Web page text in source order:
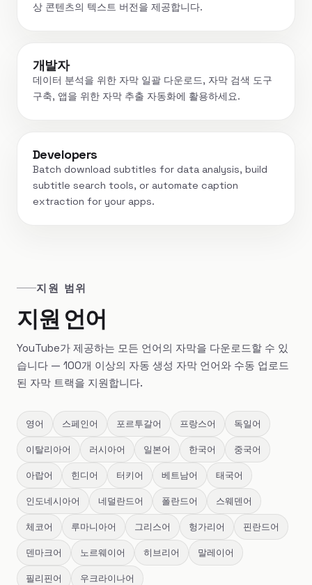
상 콘텐츠의 텍스트 버전을 제공합니다.
개발자
데이터 분석을 위한 자막 일괄 다운로드, 자막 검색 도구
구축, 앱을 위한 자막 추출 자동화에 활용하세요.
Developers
Batch download subtitles for data analysis, build
subtitle search tools, or automate caption
extraction for your apps.
지원 범위
지원 언어
YouTube가 제공하는 모든 언어의 자막을 다운로드할 수 있
습니다 — 100개 이상의 자동 생성 자막 언어와 수동 업로드
된 자막 트랙을 지원합니다.
영어 스페인어 포르투갈어 프랑스어 독일어
이탈리아어 러시아어 일본어 한국어 중국어
아랍어 힌디어 터키어 베트남어 태국어
인도네시아어 네덜란드어 폴란드어 스웨덴어
체코어 루마니아어 그리스어 헝가리어 핀란드어
덴마크어 노르웨이어 히브리어 말레이어
필리핀어 우크라이나어